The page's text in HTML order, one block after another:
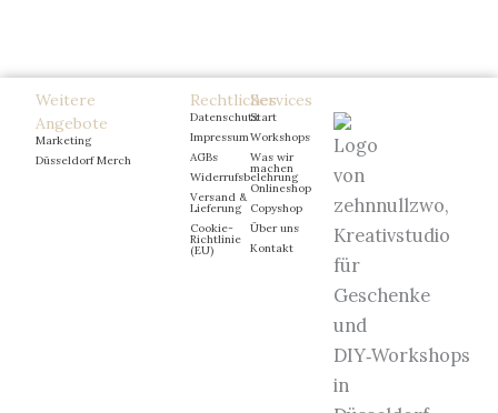
Rechtliches
Datenschutz
Impressum
AGBs
Widerrufsbelehrung
Versand &
Lieferung
Cookie-
Richtlinie
(EU)
Services
Start
Workshops
Was wir
machen
Onlineshop
Copyshop
Über uns
Kontakt
Weitere
Angebote
Marketing
Düsseldorf Merch